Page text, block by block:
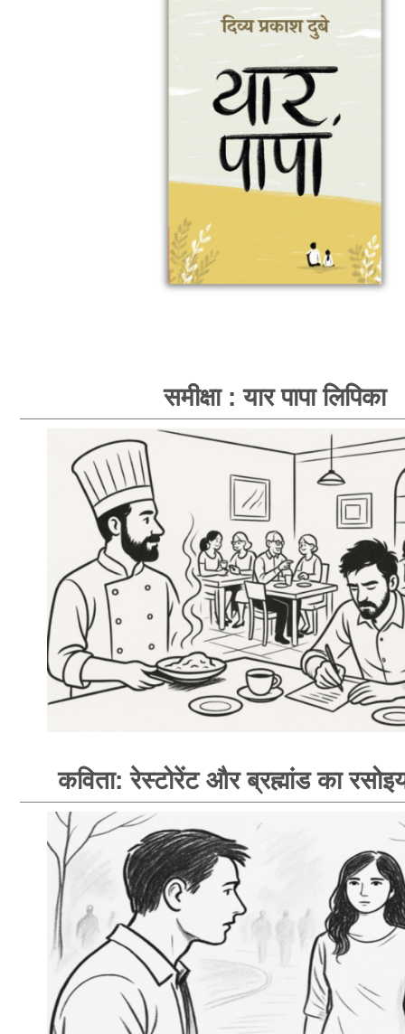
समीक्षा : यार पापा लिपिका
कविता: रेस्टोरेंट और ब्रह्मांड का